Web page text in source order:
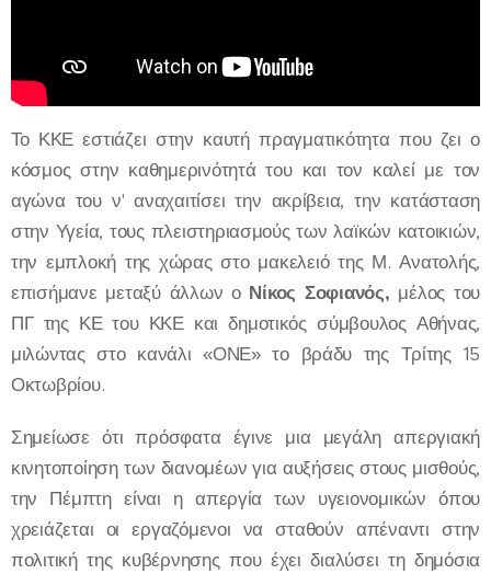
Το ΚΚΕ εστιάζει στην καυτή πραγματικότητα που ζει ο
κόσμος στην καθημερινότητά του και τον καλεί με τον
αγώνα του ν' αναχαιτίσει την ακρίβεια, την κατάσταση
στην Υγεία, τους πλειστηριασμούς των λαϊκών κατοικιών,
την εμπλοκή της χώρας στο μακελειό της Μ. Ανατολής,
επισήμανε μεταξύ άλλων ο Νίκος Σοφιανός, μέλος του
ΠΓ της ΚΕ του ΚΚΕ και δημοτικός σύμβουλος Αθήνας,
μιλώντας στο κανάλι «ΟΝΕ» το βράδυ της Τρίτης 15
Οκτωβρίου.
Σημείωσε ότι πρόσφατα έγινε μια μεγάλη απεργιακή
κινητοποίηση των διανομέων για αυξήσεις στους μισθούς,
την Πέμπτη είναι η απεργία των υγειονομικών όπου
χρειάζεται οι εργαζόμενοι να σταθούν απέναντι στην
πολιτική της κυβέρνησης που έχει διαλύσει τη δημόσια